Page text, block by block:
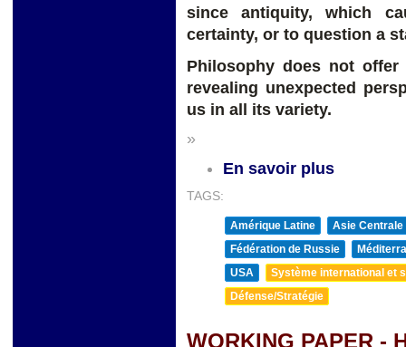
since antiquity, which
certainty, or to question a
Philosophy does not
revealing unexpected
us in all its variety.
»
En savoir plus
TAGS:
Amérique Latine
Asie Centrale
Fédération de Russie
USA
Système international et
Défense/Stratégie
WORKING PAPER -